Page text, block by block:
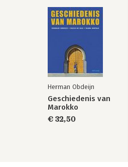
Herman Obdeijn
Geschiedenis van
Marokko
€ 32,50